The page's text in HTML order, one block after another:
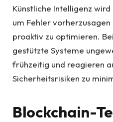
Künstliche Intelligenz
um Fehler
proaktiv zu optimieren.
gestützte Systeme
frühzeitig und reagieren
Sicherheitsrisiken zu
Blockchain-